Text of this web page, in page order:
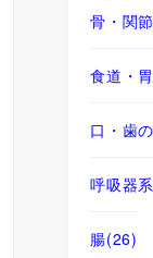
骨・関節
食道・胃
口・歯
呼吸器系
腸(26)